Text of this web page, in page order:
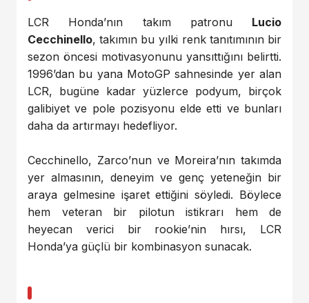
LCR Honda’nın takım patronu Lucio
Cecchinello, takımın bu yılki renk tanıtımının bir
sezon öncesi motivasyonunu yansıttığını belirtti.
1996’dan bu yana MotoGP sahnesinde yer alan
LCR, bugüne kadar yüzlerce podyum, birçok
galibiyet ve pole pozisyonu elde etti ve bunları
daha da artırmayı hedefliyor.
Cecchinello, Zarco’nun ve Moreira’nın takımda
yer almasının, deneyim ve genç yeteneğin bir
araya gelmesine işaret ettiğini söyledi. Böylece
hem veteran bir pilotun istikrarı hem de
heyecan verici bir rookie’nin hırsı, LCR
Honda’ya güçlü bir kombinasyon sunacak.